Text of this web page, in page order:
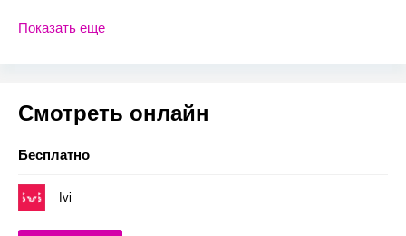
Показать еще
Смотреть онлайн
Бесплатно
Ivi